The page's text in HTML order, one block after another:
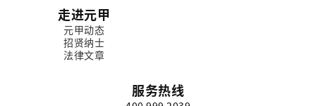
走进元甲
元甲动态
招贤纳士
法律文章
服务热线